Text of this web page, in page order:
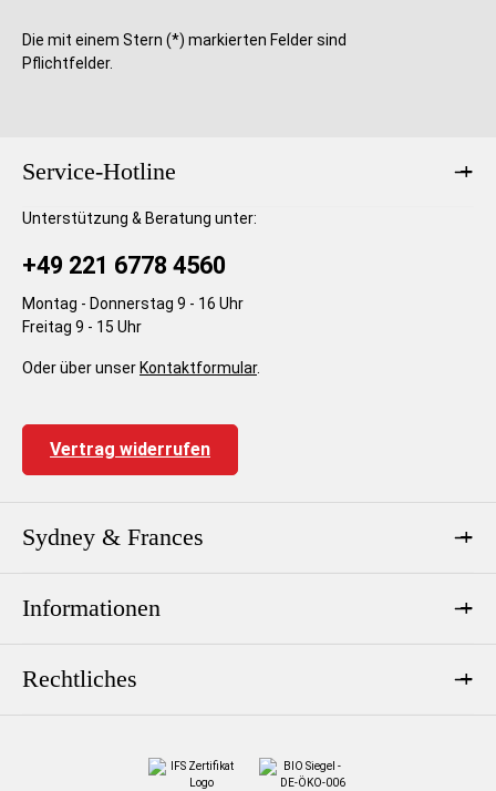
Die mit einem Stern (*) markierten Felder sind
Pflichtfelder.
Service-Hotline
Unterstützung & Beratung unter:
+49 221 6778 4560
Montag - Donnerstag 9 - 16 Uhr
Freitag 9 - 15 Uhr
Oder über unser Kontaktformular.
Vertrag widerrufen
Sydney & Frances
Informationen
Rechtliches